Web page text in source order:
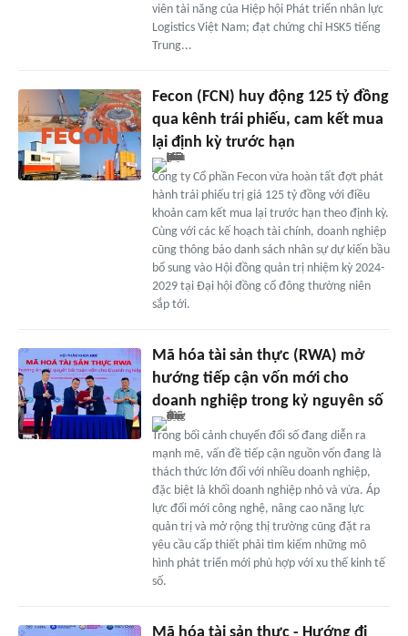
viên tài năng của Hiệp hội Phát triển nhân lực
Logistics Việt Nam; đạt chứng chỉ HSK5 tiếng
Trung...
Fecon (FCN) huy động 125 tỷ đồng
qua kênh trái phiếu, cam kết mua
lại định kỳ trước hạn
Công ty Cổ phần Fecon vừa hoàn tất đợt phát
hành trái phiếu trị giá 125 tỷ đồng với điều
khoản cam kết mua lại trước hạn theo định kỳ.
Cùng với các kế hoạch tài chính, doanh nghiệp
cũng thông báo danh sách nhân sự dự kiến bầu
bổ sung vào Hội đồng quản trị nhiệm kỳ 2024-
2029 tại Đại hội đồng cổ đông thường niên
sắp tới.
Mã hóa tài sản thực (RWA) mở
hướng tiếp cận vốn mới cho
doanh nghiệp trong kỷ nguyên số
Trong bối cảnh chuyển đổi số đang diễn ra
mạnh mẽ, vấn đề tiếp cận nguồn vốn đang là
thách thức lớn đối với nhiều doanh nghiệp,
đặc biệt là khối doanh nghiệp nhỏ và vừa. Áp
lực đổi mới công nghệ, nâng cao năng lực
quản trị và mở rộng thị trường cũng đặt ra
yêu cầu cấp thiết phải tìm kiếm những mô
hình phát triển mới phù hợp với xu thế kinh tế
số.
Mã hóa tài sản thực - Hướng đi